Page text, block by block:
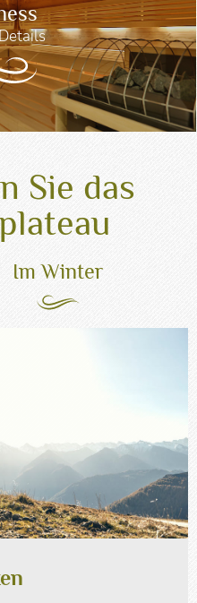
Sie das
Im Winter